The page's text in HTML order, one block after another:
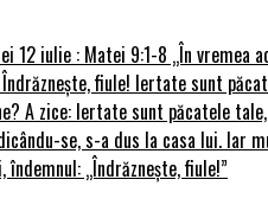
12 iulie : Matei 9:1-8 „În vremea
fiule! Iertate sunt
A zice: Iertate sunt păcatele
se, s-a dus la casa lui. Iar
„Îndrăznește, fiule!”